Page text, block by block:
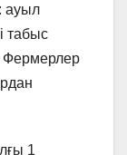
ауыл
табыс
Фермерлер
1